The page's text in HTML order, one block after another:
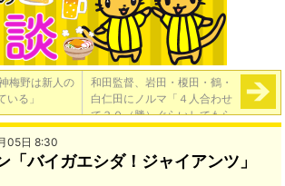
梅野は新人の
いる」
和田監督、岩田・榎田・鶴・
白仁田にノルマ「４人合わせ
て３０（勝）ぐらいしてもら
わんと」→
05日 8:30
「バイガエシダ！ジャイアンツ」